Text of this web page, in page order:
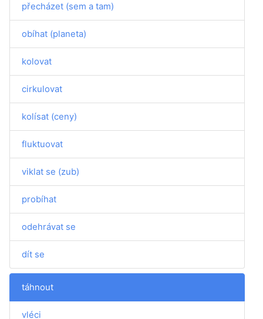
přecházet (sem a tam)
obíhat (planeta)
kolovat
cirkulovat
kolísat (ceny)
fluktuovat
viklat se (zub)
probíhat
odehrávat se
dít se
táhnout
vléci